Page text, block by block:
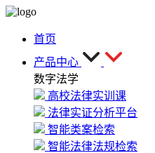
首页
产品中心
数字法学
高校法律实训课
法律实证分析平台
智能类案检索
智能法律法规检索